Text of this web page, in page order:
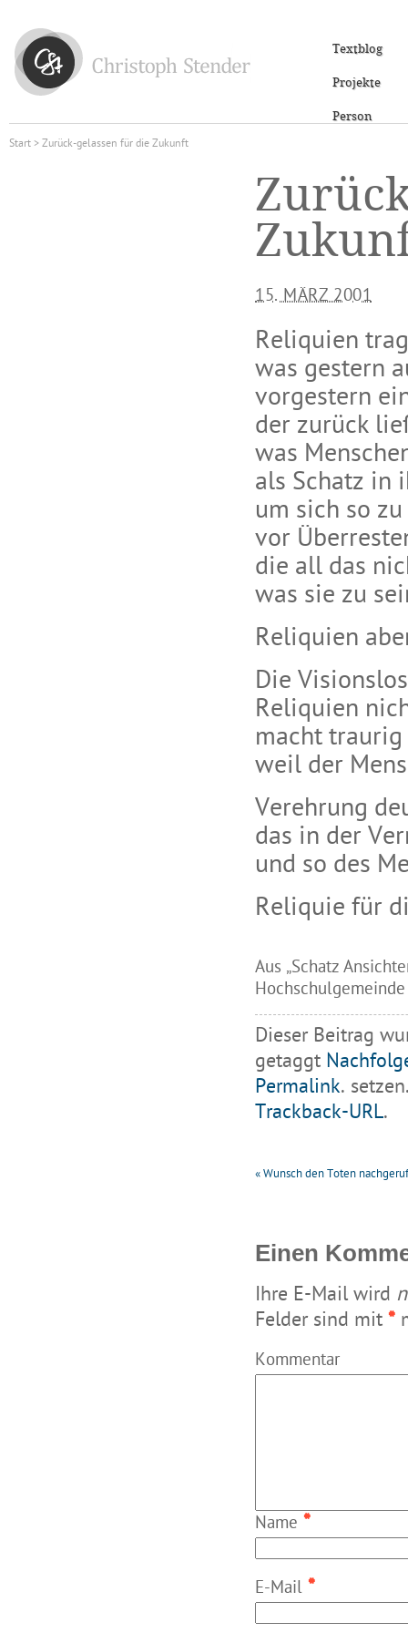
Textblog
Projekte
Person
Start> Zurück-gelassen für die Zukunft
15. MÄRZ 2001
Reliquien
was gestern
vorgestern
der zurück
was
als Schatz in
um sich so
vor
die all das
was sie zu
Reliquien
Die
Reliquien
macht traurig
weil der
Verehrung
das in der
und so des
Reliquie für
Aus „Schatz
Dieser Beitrag
getaggt
Permalink.
Trackback-URL.
«Wunsch den Toten
Einen
Ihre E-Mail wird
Felder sind mit *
Kommentar
Name *
E-Mail *